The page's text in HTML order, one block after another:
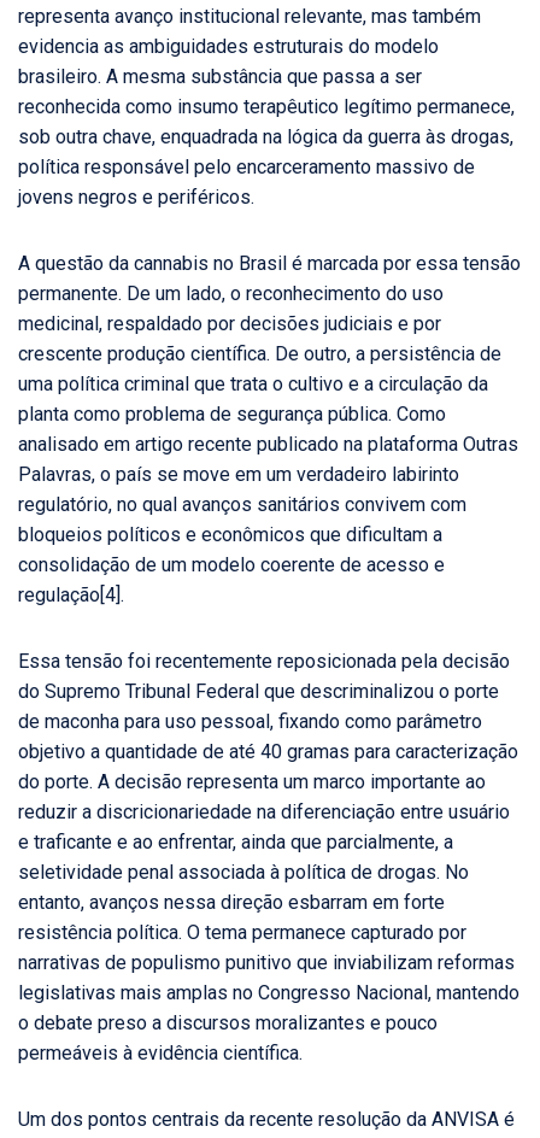
representa avanço institucional relevante, mas também
evidencia as ambiguidades estruturais do modelo
brasileiro. A mesma substância que passa a ser
reconhecida como insumo terapêutico legítimo permanece,
sob outra chave, enquadrada na lógica da guerra às drogas,
política responsável pelo encarceramento massivo de
jovens negros e periféricos.
A questão da cannabis no Brasil é marcada por essa tensão
permanente. De um lado, o reconhecimento do uso
medicinal, respaldado por decisões judiciais e por
crescente produção científica. De outro, a persistência de
uma política criminal que trata o cultivo e a circulação da
planta como problema de segurança pública. Como
analisado em artigo recente publicado na plataforma Outras
Palavras, o país se move em um verdadeiro labirinto
regulatório, no qual avanços sanitários convivem com
bloqueios políticos e econômicos que dificultam a
consolidação de um modelo coerente de acesso e
regulação [4] .
Essa tensão foi recentemente reposicionada pela decisão
do Supremo Tribunal Federal que descriminalizou o porte
de maconha para uso pessoal, fixando como parâmetro
objetivo a quantidade de até 40 gramas para caracterização
do porte. A decisão representa um marco importante ao
reduzir a discricionariedade na diferenciação entre usuário
e traficante e ao enfrentar, ainda que parcialmente, a
seletividade penal associada à política de drogas. No
entanto, avanços nessa direção esbarram em forte
resistência política. O tema permanece capturado por
narrativas de populismo punitivo que inviabilizam reformas
legislativas mais amplas no Congresso Nacional, mantendo
o debate preso a discursos moralizantes e pouco
permeáveis à evidência científica.
Um dos pontos centrais da recente resolução da ANVISA é